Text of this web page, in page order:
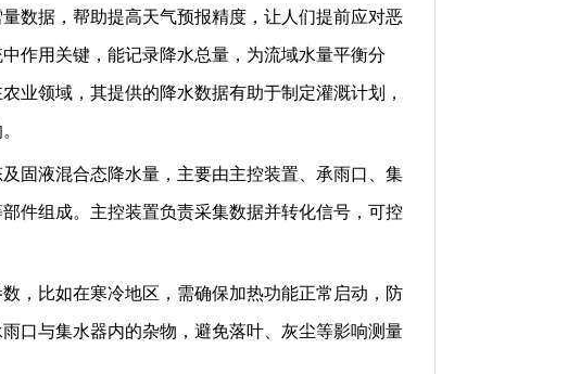
数据，帮助提高天气预报精度，让人们提前应对恶
作用关键，能记录降水总量，为流域水量平衡分
业领域，其提供的降水数据有助于制定灌溉计划，
固液混合态降水量，主要由主控装置、承雨口、集
件组成。主控装置负责采集数据并转化信号，可控
，比如在寒冷地区，需确保加热功能正常启动，防
口与集水器内的杂物，避免落叶、灰尘等影响测量